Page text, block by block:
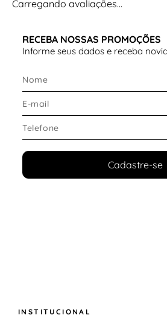
Carregando avaliações…
RECEBA NOSSAS PROMOÇÕES
Informe seus dados e receba
Cadastre-se
INSTITUCIONAL